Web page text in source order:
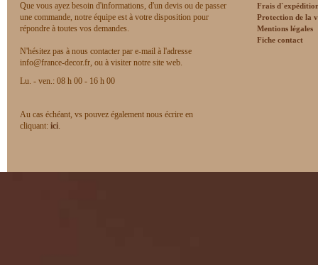
Que vous ayez besoin d'informations, d'un devis ou de passer
une commande, notre équipe est à votre disposition pour
répondre à toutes vos demandes.
N'hésitez pas à nous contacter par e-mail à l'adresse
info@france-decor.fr, ou à visiter notre site web.
Lu. - ven.: 08 h 00 - 16 h 00
Au cas échéant, vs pouvez également nous écrire en
cliquant: ici.
Frais
Protection de la
Mentions légales
Fiche contact